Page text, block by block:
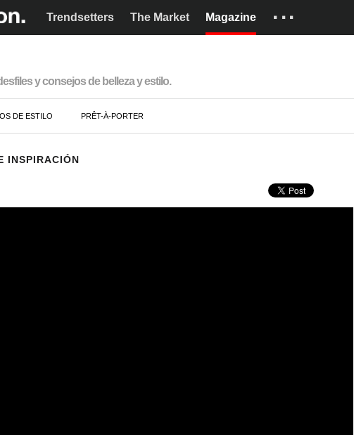
Trendsetters The Market Magazine ···
English
y consejos de belleza y estilo.
DE ESTILO PRÊT-À-PORTER
INSPIRACIÓN